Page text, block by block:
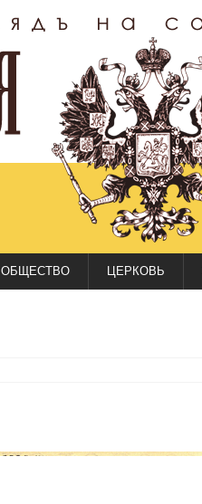
ОБЩЕСТВО ЦЕРКОВЬ